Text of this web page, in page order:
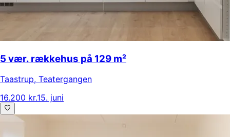
5 vær. rækkehus på 129 m²
Taastrup, Teatergangen
16.200 kr.15. juni